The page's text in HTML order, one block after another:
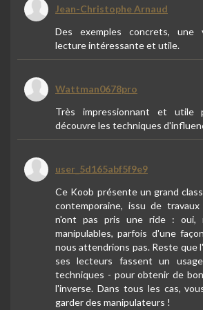
Jean-Christophe Arnaud
Des exemples concrets, une
lecture intéressante et utile.
Wattman0678pro
Très impressionnant et utile
découvre les techniques
user_5d165abf5f9e9
Ce Koob présente un grand
contemporaine, issu de
n'ont pas pris une ride : oui,
manipulables, parfois d'une
nous attendrions pas. Reste que
ses lecteurs fassent un
techniques - pour obtenir de
l'inverse. Dans tous les cas,
garder des manipulateurs !